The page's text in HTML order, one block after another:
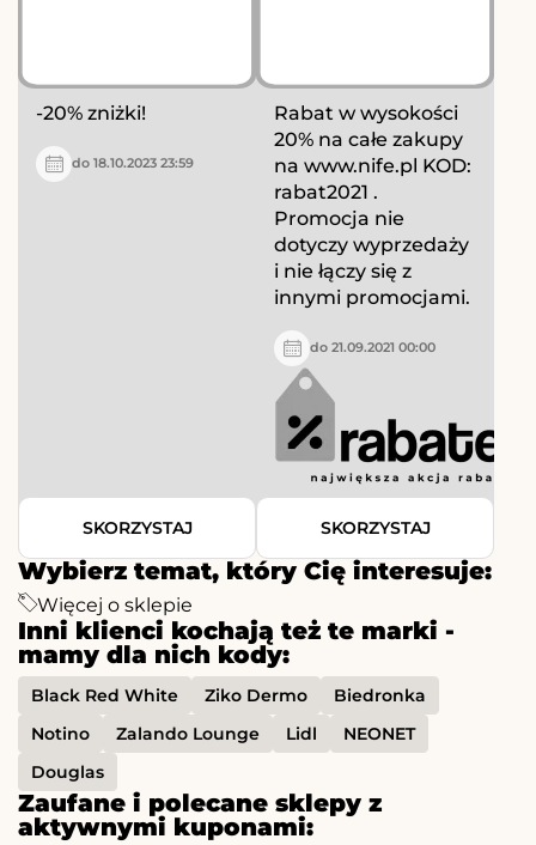
Wybierz temat, który Cię interesuje:
Więcej o sklepie
Inni klienci kochają też te marki -
mamy dla nich kody:
Black Red White Ziko Dermo
Biedronka
Notino
Zalando Lounge Lidl
NEONET
Douglas
Zaufane i polecane sklepy z
aktywnymi kuponami:
-20% zniżki!
do 18.10.2023 23:59
SKORZYSTAJ
Rabat w wysokości
20% na całe zakupy
na www.nife.pl KOD:
rabat2021 .
Promocja nie
dotyczy wyprzedaży
i nie łączy się z
innymi promocjami.
do 21.09.2021 00:00
SKORZYSTAJ